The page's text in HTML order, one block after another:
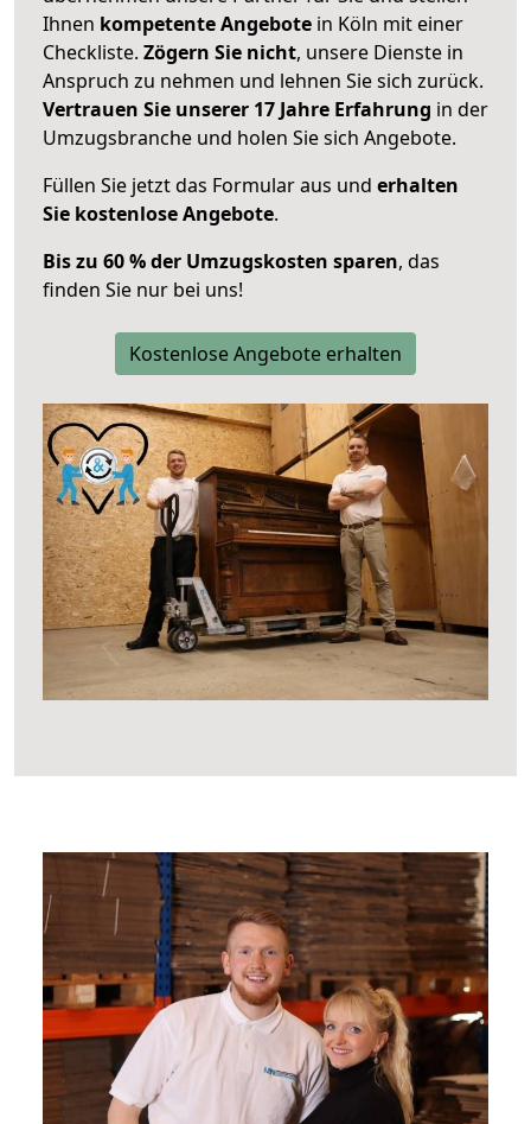
Ihnen kompetente Angebote in Köln mit einer
Checkliste. Zögern Sie nicht, unsere Dienste in
Anspruch zu nehmen und lehnen Sie sich zurück.
Vertrauen Sie unserer 17 Jahre Erfahrung in der
Umzugsbranche und holen Sie sich Angebote.
Füllen Sie jetzt das Formular aus und erhalten
Sie kostenlose Angebote.
Bis zu 60 % der Umzugskosten sparen, das
finden Sie nur bei uns!
Kostenlose Angebote erhalten